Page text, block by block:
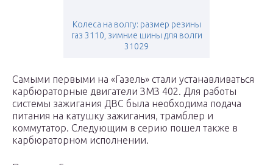
Колеса на волгу: размер резины
газ 3110, зимние шины для волги
31029
Самыми первыми на «Газель» стали устанавливаться
карбюраторные двигатели ЗМЗ 402. Для работы
системы зажигания ДВС была необходима подача
питания на катушку зажигания, трамблер и
коммутатор. Следующим в серию пошел также в
карбюраторном исполнении.